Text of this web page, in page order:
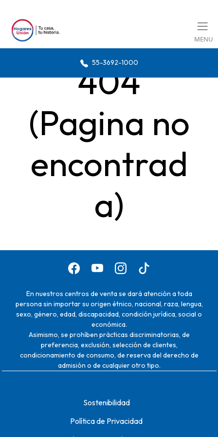
MENU
55-3692-1000
404
(Pagina no
encontrad
a)
En nuestros centros de venta se dará atención a toda
persona sin importar su origen étnico, nacional, raza, lengua,
sexo, género, edad, discapacidad, condición jurídica, social o
económica.
Asimismo, se prohíben prácticas discriminatorias, de
preferencia, exclusión, selección de clientes,
condicionamiento de consumo, de reserva del derecho de
admisión o de cualquier otro tipo.
Sostenibilidad
Política de Privacidad